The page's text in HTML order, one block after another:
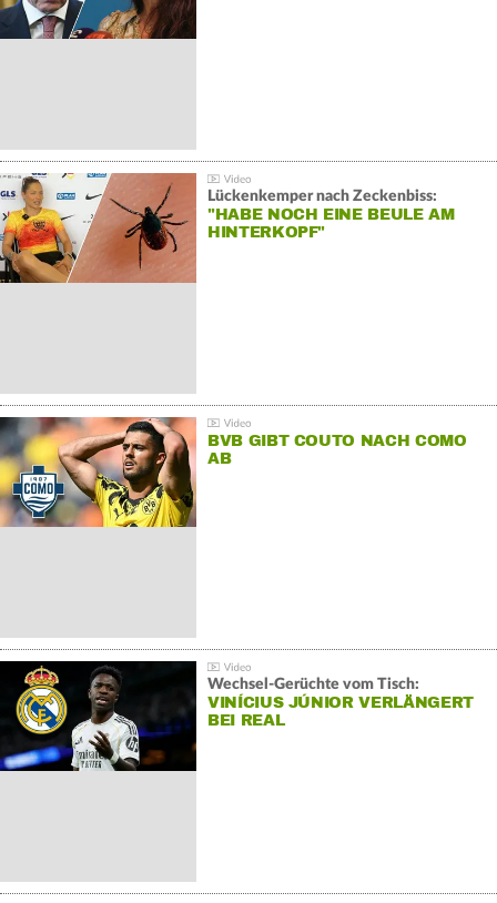
Lückenkemper nach Zeckenbiss:
"HABE NOCH EINE BEULE AM
HINTERKOPF"
BVB GIBT COUTO NACH COMO
AB
Wechsel-Gerüchte vom Tisch:
VINÍCIUS JÚNIOR VERLÄNGERT
BEI REAL